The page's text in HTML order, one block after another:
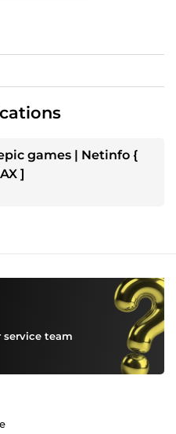
games | Netinfo {
]
service team